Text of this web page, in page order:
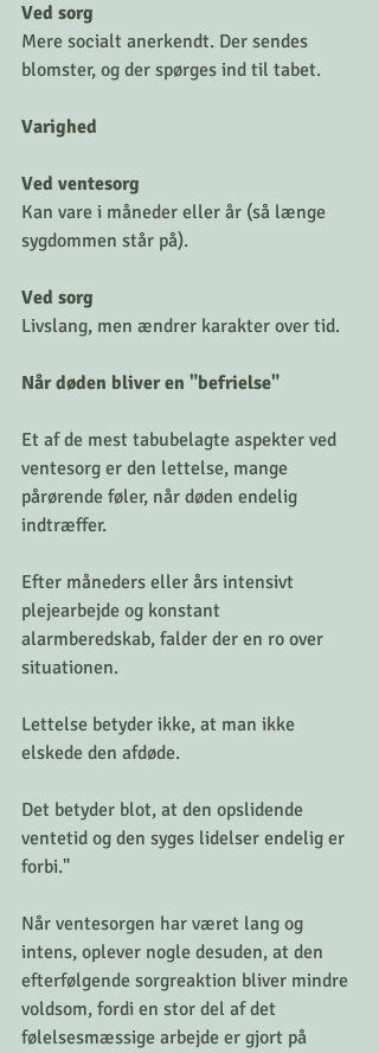
Ved sorg
Mere socialt anerkendt. Der sendes
blomster, og der spørges ind til tabet.
Varighed
Ved ventesorg
Kan vare i måneder eller år (så længe
sygdommen står på).
Ved sorg
Livslang, men ændrer karakter over tid.
Når døden bliver en "befrielse"
Et af de mest tabubelagte aspekter ved
ventesorg er den lettelse, mange
pårørende føler, når døden endelig
indtræffer.
Efter måneders eller års intensivt
plejearbejde og konstant
alarmberedskab, falder der en ro over
situationen.
Lettelse betyder ikke, at man ikke
elskede den afdøde.
Det betyder blot, at den opslidende
ventetid og den syges lidelser endelig er
forbi."
Når ventesorgen har været lang og
intens, oplever nogle desuden, at den
efterfølgende sorgreaktion bliver mindre
voldsom, fordi en stor del af det
følelsesmæssige arbejde er gjort på